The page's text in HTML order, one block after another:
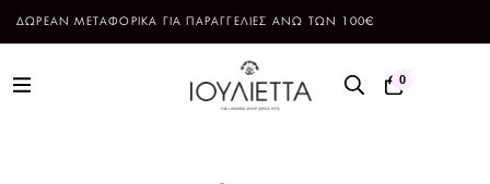
ΔΩΡΕΑΝ ΜΕΤΑΦΟΡΙΚΑ ΓΙΑ ΠΑΡΑΓΓΕΛΙΕΣ ΑΝΩ ΤΩΝ 100€
0